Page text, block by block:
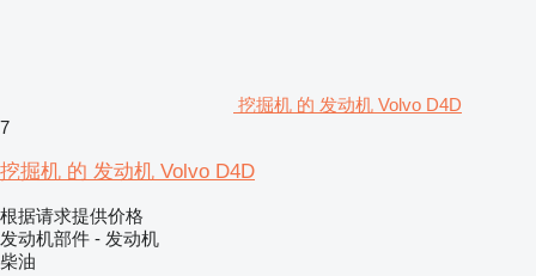
挖掘机 的 发动机 Volvo D4D
7
挖掘机 的 发动机 Volvo D4D
根据请求提供价格
发动机部件 - 发动机
柴油